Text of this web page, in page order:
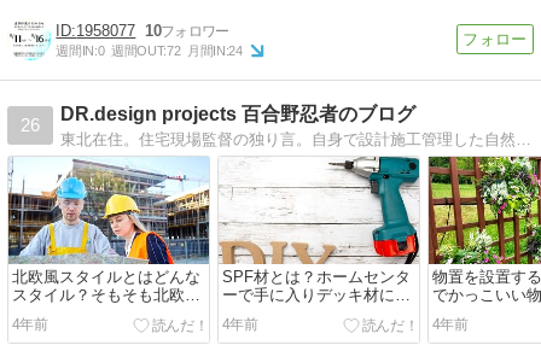
1958077 10
週間IN:0 週間OUT:72 月間IN:24
26
DR.design projects 百合野忍者のブログ
東北在住。住宅現場監督の独り言。自身で設計施工管理した自然素材住宅住。現場監督としてオーナーとして家づくりのアドバイスを。自身でも施工も行う自称マルチプレイヤー。
北欧風スタイルとはどんな
スタイル？そもそも北欧と
はどこの地域？ムーミンと
は何者ですか？プロバンス
4年前
SPF材とは？ホームセンタ
ーで手に入りデッキ材にも
日曜大工に重宝するD.I.Yの
強い味方SPF材。そのサイ
4年前
物置を設置す
でかっこいい
がお家時間を
悔しないガー
4年前